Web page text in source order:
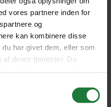
vores partnere inden for
og
kan kombinere disse
har givet dem, eller som
af deres tjenester. Du